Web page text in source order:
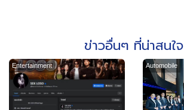
ข่าวอื่นๆ ที่น่าสนใจ
Entertainment Automobile